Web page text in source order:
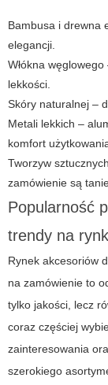
Bambusa i drewna
elegancji.
Włókna
lekkości.
Skóry naturalnej –
Metali lekkich –
komfort
Tworzyw
zamówienie są
Popularność
trendy na
Rynek akcesoriów
na zamówienie to
tylko jakości, lecz
coraz częściej
zainteresowania
szerokiego